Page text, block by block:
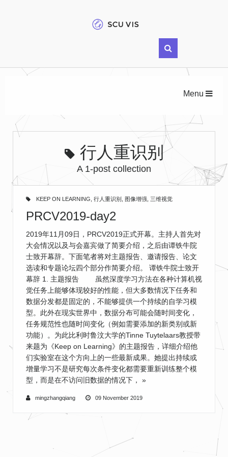
Menu
行人重识别
A 1-post collection
KEEP ON LEARNING 行人重识别 图像增强 三维视觉
PRCV2019-day2
2019年11月09日，PRCV2019正式开幕。主持人首先对
大会情况以及与会嘉宾做了简要介绍，之后由谭铁牛院
士致开幕辞。下面笔者将对主题报告、邀请报告、论文
选读和专题论坛四个部分作简要介绍。 谭铁牛院士致开
幕辞 1. 主题报告 虽然深度学习方法在各种计算机视
觉任务上能够体现较好的性能，但大多数情况下任务和
数据分发都是固定的，不能够提供一个持续的自学习模
型。此外在现实世界中，数据分布可能会随时间变化，
任务规范性也随时间变化（例如需要添加的新类别或新
功能）。为此比利时鲁汶大学的Tinne Tuytelaars教授带
来题为《Keep on Learning》的主题报告，详细介绍他
们实验室在这个方向上的一些最新成果。她提出持续或
增量学习不是研究每次条件变化都需要重新训练整个模
型，而是在不访问旧数据的情况下， »
mingzhangqiang 09 November 2019